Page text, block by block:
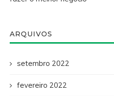
ARQUIVOS
setembro 2022
fevereiro 2022